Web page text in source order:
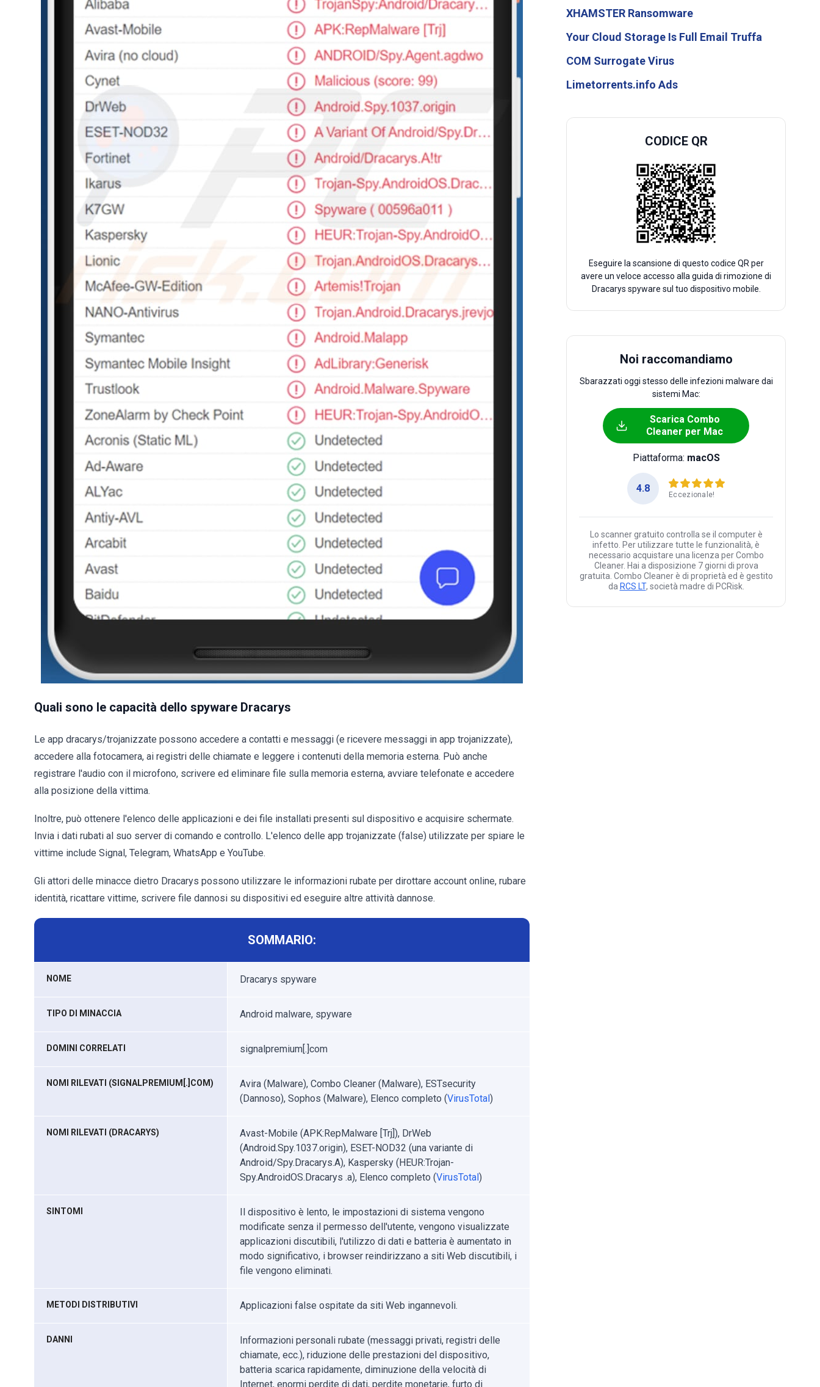
Quali sono le capacità dello spyware Dracarys
Le app dracarys/trojanizzate possono accedere a contatti e messaggi (e ricevere messaggi in app trojanizzate),
accedere alla fotocamera, ai registri delle chiamate e leggere i contenuti della memoria esterna. Può anche
registrare l'audio con il microfono, scrivere ed eliminare file sulla memoria esterna, avviare telefonate e accedere
alla posizione della vittima.
Inoltre, può ottenere l'elenco delle applicazioni e dei file installati presenti sul dispositivo e acquisire schermate.
Invia i dati rubati al suo server di comando e controllo. L'elenco delle app trojanizzate (false) utilizzate per spiare le
vittime include Signal, Telegram, WhatsApp e YouTube.
Gli attori delle minacce dietro Dracarys possono utilizzare le informazioni rubate per dirottare account online, rubare
identità, ricattare vittime, scrivere file dannosi su dispositivi ed eseguire altre attività dannose.
SOMMARIO:
NOME Dracarys spyware
TIPO DI MINACCIA Android malware, spyware
DOMINI CORRELATI signalpremium[.]com
NOMI RILEVATI (SIGNALPREMIUM[.]COM)
Avira (Malware), Combo Cleaner (Malware), ESTsecurity
(Dannoso), Sophos (Malware), Elenco completo (VirusTotal)
NOMI RILEVATI (DRACARYS)
Avast-Mobile (APK:RepMalware [Trj]), DrWeb
(Android.Spy.1037.origin), ESET-NOD32 (una variante di
Android/Spy.Dracarys.A), Kaspersky (HEUR:Trojan-
Spy.AndroidOS.Dracarys .a), Elenco completo (VirusTotal)
SINTOMI
Il dispositivo è lento, le impostazioni di sistema vengono
modificate senza il permesso dell'utente, vengono visualizzate
applicazioni discutibili, l'utilizzo di dati e batteria è aumentato in
modo significativo, i browser reindirizzano a siti Web discutibili, i
file vengono eliminati.
METODI DISTRIBUTIVI Applicazioni false ospitate da siti Web ingannevoli.
DANNI
Informazioni personali rubate (messaggi privati, registri delle
chiamate, ecc.), riduzione delle prestazioni del dispositivo,
batteria scarica rapidamente, diminuzione della velocità di
Internet, enormi perdite di dati, perdite monetarie, furto di
XHAMSTER Ransomware
Your Cloud Storage Is Full Email Truffa
COM Surrogate Virus
Limetorrents.info Ads
CODICE QR
Eseguire la scansione di questo codice QR per
avere un veloce accesso alla guida di rimozione di
Dracarys spyware sul tuo dispositivo mobile.
Noi raccomandiamo
Sbarazzati oggi stesso delle infezioni malware dai
sistemi Mac:
Scarica Combo
Cleaner per Mac
Piattaforma: macOS
4.8
Eccezionale!
Lo scanner gratuito controlla se il computer è
infetto. Per utilizzare tutte le funzionalità, è
necessario acquistare una licenza per Combo
Cleaner. Hai a disposizione 7 giorni di prova
gratuita. Combo Cleaner è di proprietà ed è gestito
da RCS LT, società madre di PCRisk.